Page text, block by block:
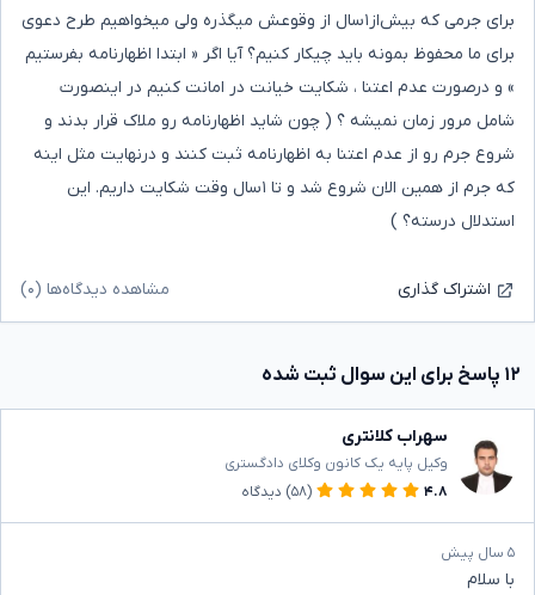
برای جرمی که بیش‌از۱سال از وقوعش میگذره ولی میخواهیم طرح ‌دعوی
برای ما محفوظ بمونه باید چیکار کنیم؟ آیا اگر « ابتدا اظهارنامه بفرستیم
» و درصورت عدم‌ اعتنا ، شکایت خیانت در امانت کنیم در اینصورت
شامل مرور زمان نمیشه ؟ ( چون شاید اظهارنامه رو ملاک قرار بدند و
شروع جرم رو از عدم اعتنا به اظهارنامه ثبت کنند و درنهایت مثل اینه
که جرم از همین الان شروع شد و تا ۱سال وقت شکایت داریم. این
استدلال درسته؟ )
اشتراک گذاری مشاهده دیدگاه‌ها (۰)
۱۲ پاسخ برای این سوال ثبت شده
سهراب کلانتری
وکیل پایه یک کانون وکلای دادگستری
۴.۸
(۵۸) دیدگاه
۵ سال پیش
با سلام